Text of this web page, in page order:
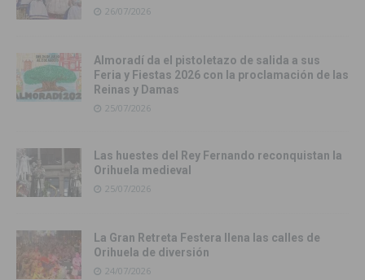
26/07/2026
Almoradí da el pistoletazo de salida a sus
Feria y Fiestas 2026 con la proclamación de las
Reinas y Damas
25/07/2026
Las huestes del Rey Fernando reconquistan la
Orihuela medieval
25/07/2026
La Gran Retreta Festera llena las calles de
Orihuela de diversión
24/07/2026